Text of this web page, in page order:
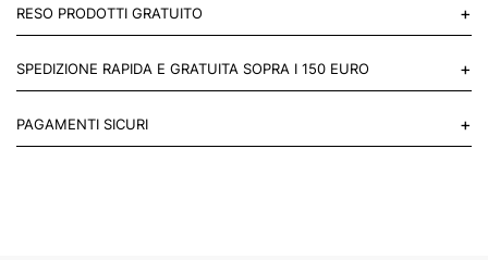
RESO PRODOTTI GRATUITO +
Mettiti in contatto con noi
SPEDIZIONE RAPIDA E GRATUITA SOPRA I 150 EURO +
del mondo.
PAGAMENTI SICURI +